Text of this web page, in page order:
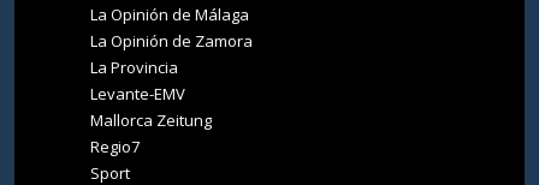
La Opinión de Málaga
La Opinión de Zamora
La Provincia
Levante-EMV
Mallorca Zeitung
Regio7
Sport